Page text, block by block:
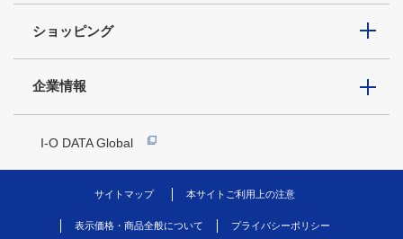
ショッピング
企業情報
I-O DATA Global
サイトマップ 本サイトご利用上の注意
表示価格・商品全般について プライバシーポリシー